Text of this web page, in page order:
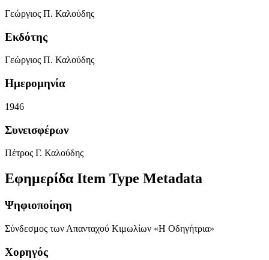
Γεώργιος Π. Καλούδης
Εκδότης
Γεώργιος Π. Καλούδης
Ημερομηνία
1946
Συνεισφέρων
Πέτρος Γ. Καλούδης
Εφημερίδα Item Type Metadata
Ψηφιοποίηση
Σύνδεσμος των Απανταχού Κιμωλίων «Η Οδηγήτρια»
Χορηγός